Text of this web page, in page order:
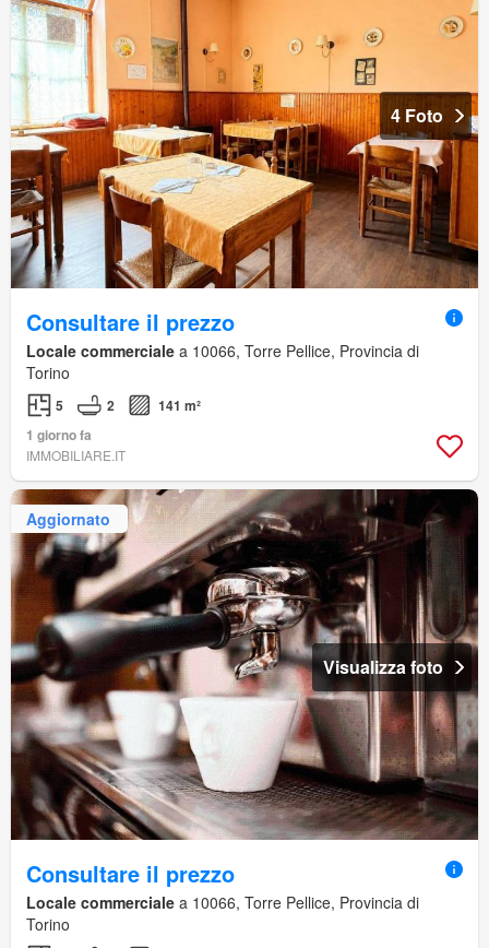
4 Foto
Consultare il prezzo
Locale commerciale a 10066, Torre Pellice, Provincia di
Torino
5 2
141 m²
1 giorno fa
IMMOBILIARE.IT
Aggiornato
Visualizza foto
Consultare il prezzo
Locale commerciale a 10066, Torre Pellice, Provincia di
Torino